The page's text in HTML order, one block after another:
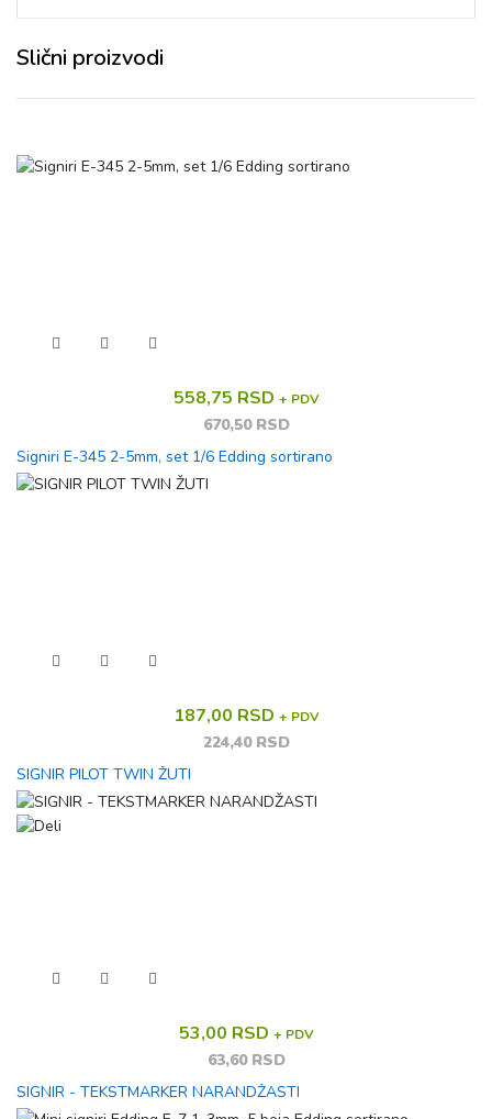
Slični proizvodi
558,75 RSD + PDV
670,50 RSD
Signiri E-345 2-5mm, set 1/6 Edding sortirano
187,00 RSD + PDV
224,40 RSD
SIGNIR PILOT TWIN ŽUTI
53,00 RSD + PDV
63,60 RSD
SIGNIR - TEKSTMARKER NARANDŽASTI